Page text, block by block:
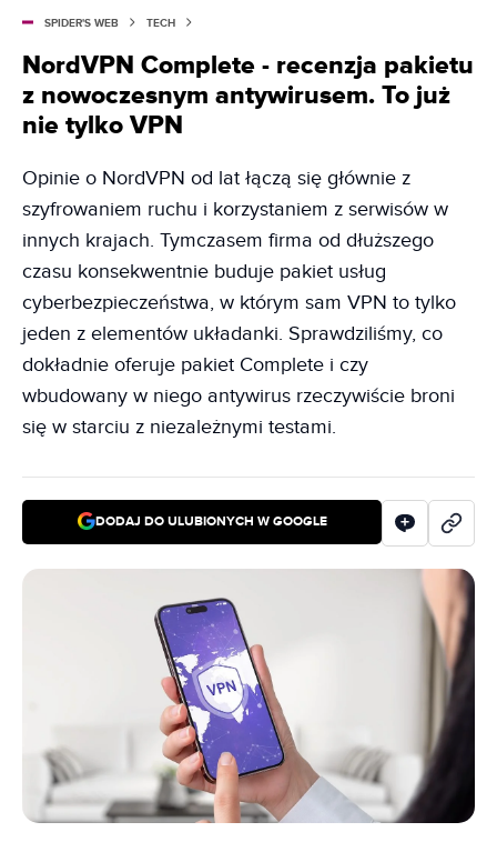
SPIDER'S WEB TECH
NordVPN Complete - recenzja pakietu
z nowoczesnym antywirusem. To już
nie tylko VPN
Opinie o NordVPN od lat łączą się głównie z
szyfrowaniem ruchu i korzystaniem z serwisów w
innych krajach. Tymczasem firma od dłuższego
czasu konsekwentnie buduje pakiet usług
cyberbezpieczeństwa, w którym sam VPN to tylko
jeden z elementów układanki. Sprawdziliśmy, co
dokładnie oferuje pakiet Complete i czy
wbudowany w niego antywirus rzeczywiście broni
się w starciu z niezależnymi testami.
DODAJ DO ULUBIONYCH W GOOGLE